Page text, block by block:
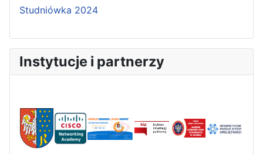
Studniówka 2024
Instytucje i partnerzy